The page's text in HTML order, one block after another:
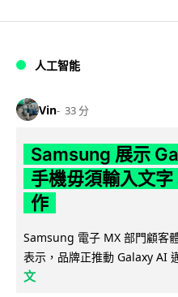
人工智能
Vin 33 分
Samsung 展示
手機毋須輸入文
作
Samsung 電子 MX 部門顧客
表示，品牌正推動 Galaxy AI
文